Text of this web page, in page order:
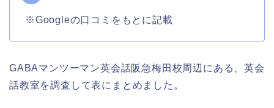
※Googleの口コミをもとに記載
GABAマンツーマン英会話阪急梅田校周辺にある、英会
話教室を調査して表にまとめました。